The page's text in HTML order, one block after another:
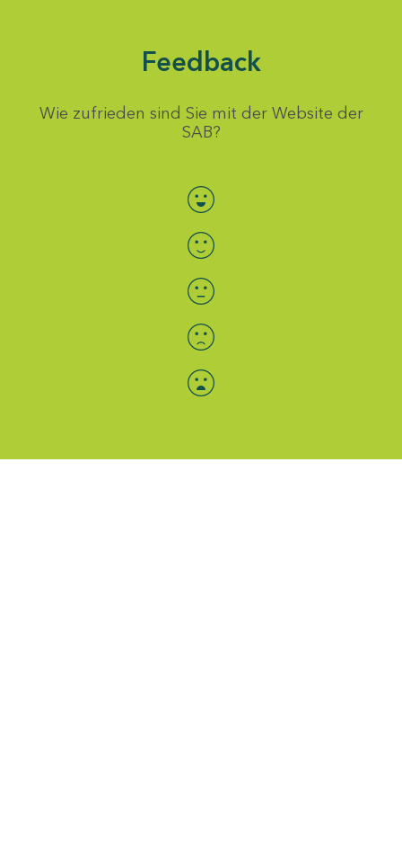
Feedback
Wie zufrieden sind Sie mit der Website der
SAB?
Bewertung auswählen